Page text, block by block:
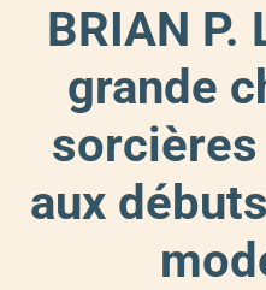
BRIAN P.
grande
sorcières
aux